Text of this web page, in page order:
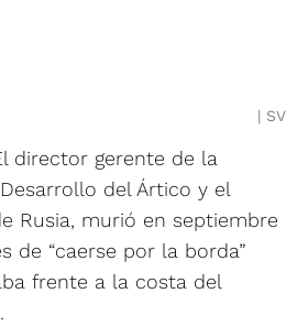
SV
director gerente de la
del Ártico y el
Rusia, murió en septiembre
de “caerse por la borda”
frente a la costa del